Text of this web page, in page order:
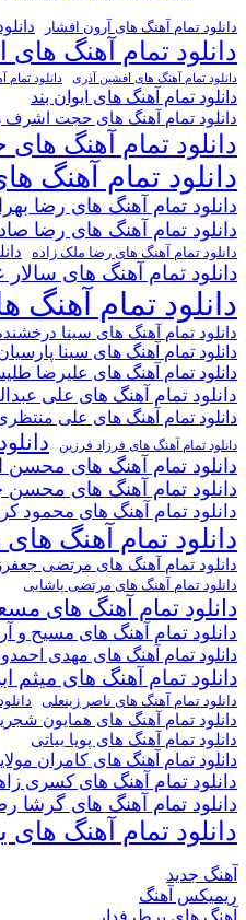
دانلود تمام آهنگ های آرون افشار
دانلود تمام آهنگ
دانلود تمام آهنگ های افشین آذری دانلود تمام
دانلود تمام آهنگ های ایوان بند
دانلود تمام آهنگ های حجت اشرف
دانلود تمام آهنگ های
دانلود تمام آهنگ
دانلود تمام آهنگ های رضا
دانلود تمام آهنگ های رضا
دانلود تمام آهنگ های رضا ملک زاده
دانلود تمام آهنگ های سالار
دانلود تمام
دانلود تمام آهنگ های سینا
دانلود تمام آهنگ های سینا
دانلود تمام آهنگ های علیرضا
دانلود تمام آهنگ های علی
دانلود تمام آهنگ های علی
دانلود تمام آهنگ های فرزاد فرزین
دانلود تمام آهنگ های محسن
دانلود تمام آهنگ های
دانلود تمام آهنگ های محمود
دانلود تمام آهنگ
دانلود تمام آهنگ های مرتضی
دانلود تمام آهنگ های مرتضی پاشایی
دانلود تمام آهنگ های
دانلود تمام آهنگ های مسیح و
دانلود تمام آهنگ های مهدی
دانلود تمام آهنگ های میثم
دانلود تمام آهنگ های ناصر زینعلی
دانلود تمام آهنگ های همایون
دانلود تمام آهنگ های پویا بیاتی
دانلود تمام آهنگ های کامران
دانلود تمام آهنگ های کسری
دانلود تمام آهنگ های گرشا
دانلود تمام آهنگ
آهنگ جدید
ریمیکس آهنگ